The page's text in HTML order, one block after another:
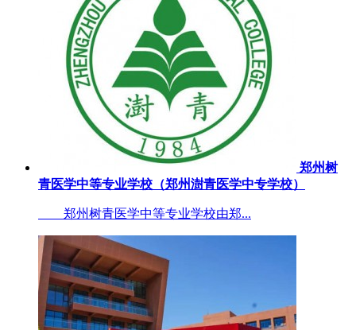
郑州树
青医学中等专业学校（郑州澍青医学中专学校）
郑州树青医学中等专业学校由郑...